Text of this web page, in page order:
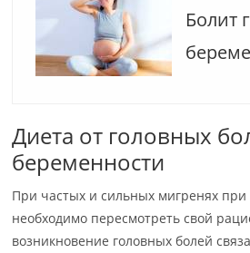
Болит
Диета от головных
беременности
При частых и сильных мигренях при
необходимо пересмотреть свой
возникновение головных болей